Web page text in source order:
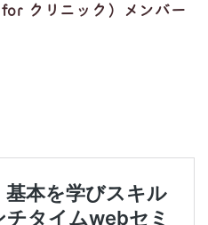
クリニック）メンバー